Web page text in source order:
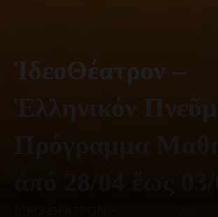
ἸδεοΘέατρον –
Ἑλληνικόν Πνεῦμα